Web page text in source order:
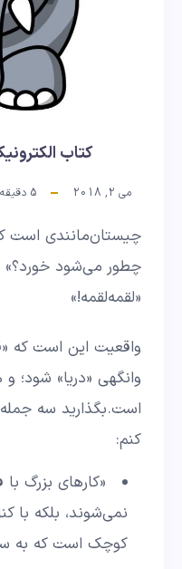
کتاب
می 2, 2018 5
چیستان‌مانندی است
چطور می‌شود
«لقمه‌لقمه!»
واقعیت این است که
وانگهی «دریا» شود؛
است. بگذارید سه جمله
کنم:
«کارهای بزرگ با
نمی‌شوند، بلکه با
کوچک است که به